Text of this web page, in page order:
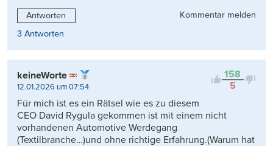
Antworten
Kommentar melden
3 Antworten
158
5
keineWorte
12.01.2026 um 07:54
Für mich ist es ein Rätsel wie es zu diesem
CEO David Rygula gekommen ist mit einem nicht
vorhandenen Automotive Werdegang
(Textilbranche…)und ohne richtige Erfahrung.(Warum hat